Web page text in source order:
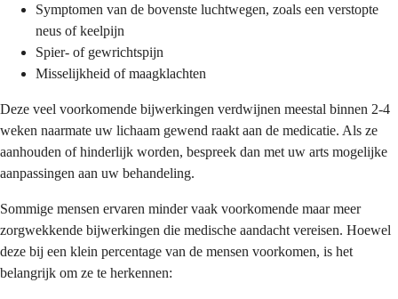
Symptomen van de bovenste luchtwegen, zoals een verstopte
neus of keelpijn
Spier- of gewrichtspijn
Misselijkheid of maagklachten
Deze veel voorkomende bijwerkingen verdwijnen meestal binnen 2-4
weken naarmate uw lichaam gewend raakt aan de medicatie. Als ze
aanhouden of hinderlijk worden, bespreek dan met uw arts mogelijke
aanpassingen aan uw behandeling.
Sommige mensen ervaren minder vaak voorkomende maar meer
zorgwekkende bijwerkingen die medische aandacht vereisen. Hoewel
deze bij een klein percentage van de mensen voorkomen, is het
belangrijk om ze te herkennen: